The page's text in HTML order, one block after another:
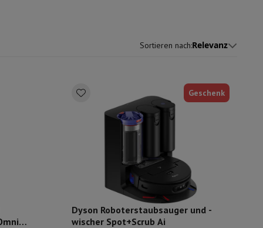
Absauggruppe Abzugshaube ArbeitsplatteZubehör für
sie sich Bereiche merken können, die besondere
Sortieren nach:Relevanz
Geschenk
Dyson Roboterstaubsauger und -
wischer Spot+Scrub Ai